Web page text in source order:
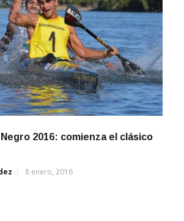
2016: comienza el clásico
8 enero, 2016